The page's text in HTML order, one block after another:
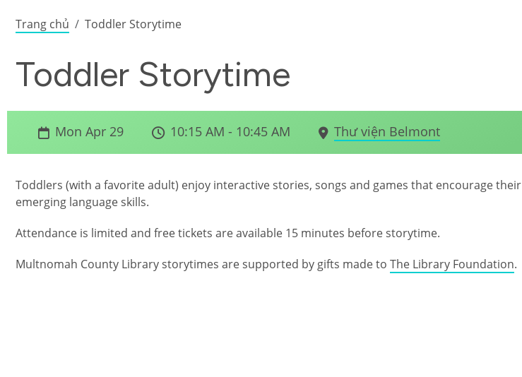
Breadcrumb
Trang chủ Toddler Storytime
Toddler Storytime
Mon Apr 29 10:15 AM - 10:45 AM Thư viện Belmont
Toddlers (with a favorite adult) enjoy interactive stories, songs and games that encourage their
emerging language skills.
Attendance is limited and free tickets are available 15 minutes before storytime.
Multnomah County Library storytimes are supported by gifts made to The Library Foundation.